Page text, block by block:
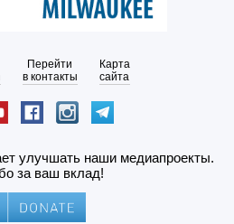
Перейти
в контакты
Карта
сайта
улучшать наши медиапроекты.
за ваш вклад!